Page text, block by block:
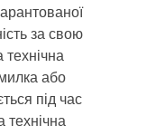
за свою
технічна
або
під час
технічна